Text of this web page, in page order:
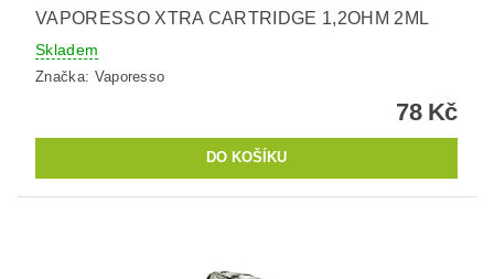
VAPORESSO XTRA CARTRIDGE 1,2OHM 2ML
Skladem
Značka: Vaporesso
78 Kč